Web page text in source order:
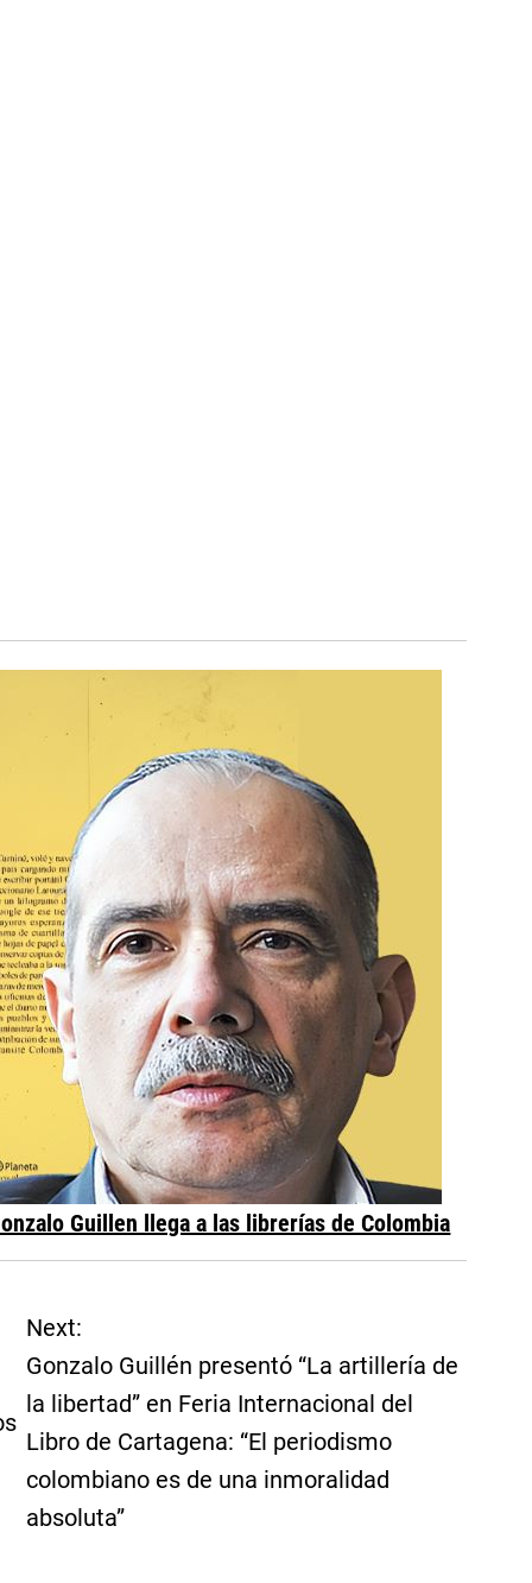
Guillen llega a las librerías de Colombia
Next:
Gonzalo Guillén presentó “La artillería de
la libertad” en Feria Internacional del
Libro de Cartagena: “El periodismo
colombiano es de una inmoralidad
absoluta”